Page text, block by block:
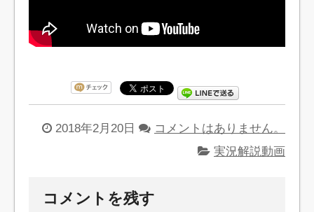
2018年2月20日
コメントはありません。
実況解説動画
コメントを残す